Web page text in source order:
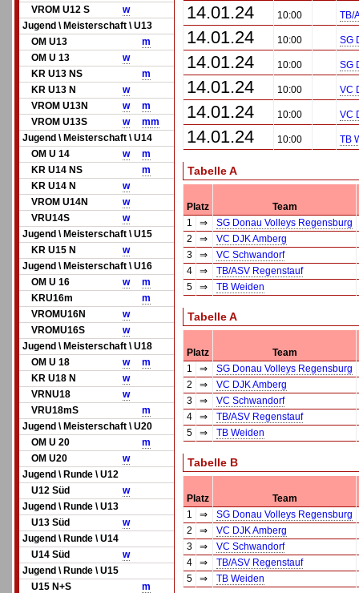
VROM U12 S
w
Jugend \ Meisterschaft \ U13
OM U13
m
OM U 13
w
KR U13 NS
m
KR U13 N
w
VROM U13N
w
m
VROM U13S
w mm
Jugend \ Meisterschaft \ U14
OM U 14
w
m
KR U14 NS
m
KR U14 N
w
VROM U14N
w
VRU14S
w
Jugend \ Meisterschaft \ U15
KR U15 N
w
Jugend \ Meisterschaft \ U16
OM U 16
w
m
KRU16m
m
VROMU16N
w
VROMU16S
w
Jugend \ Meisterschaft \ U18
OM U 18
w
m
KR U18 N
w
VRNU18
w
VRU18mS
m
Jugend \ Meisterschaft \ U20
OM U 20
m
OM U20
w
Jugend \ Runde \ U12
U12 Süd
w
Jugend \ Runde \ U13
U13 Süd
w
Jugend \ Runde \ U14
U14 Süd
w
Jugend \ Runde \ U15
U15 N+S
m
14.01.24 10:00 TB/
14.01.24 10:00 SG
14.01.24 10:00 SG
14.01.24 10:00 VC
14.01.24 10:00 VC
14.01.24 10:00 TB
Tabelle A
Platz
Team
1
⇒
SG Donau Volleys Regensburg
2
⇒
VC DJK Amberg
3
⇒
VC Schwandorf
4
⇒
TB/ASV Regenstauf
5
⇒ TB Weiden
Tabelle A
Platz
Team
1
⇒
SG Donau Volleys Regensburg
2
⇒
VC DJK Amberg
3
⇒
VC Schwandorf
4
⇒
TB/ASV Regenstauf
5
⇒ TB Weiden
Tabelle B
Platz
Team
1
⇒
SG Donau Volleys Regensburg
2
⇒
VC DJK Amberg
3
⇒
VC Schwandorf
4
⇒
TB/ASV Regenstauf
5
⇒ TB Weiden